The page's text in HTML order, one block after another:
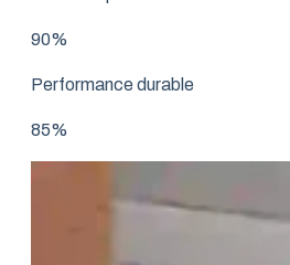
90%
Performance durable
85%